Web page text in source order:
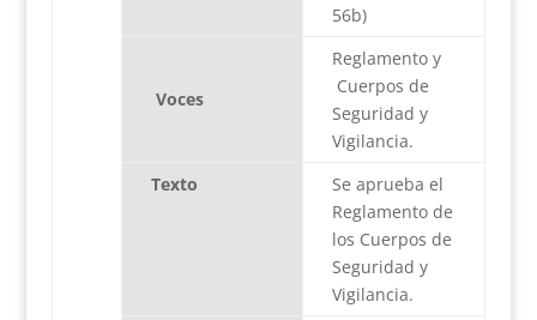
56b)
Voces
Reglamento y
Cuerpos de
Seguridad y
Vigilancia.
Texto
Se aprueba el
Reglamento de
los Cuerpos de
Seguridad y
Vigilancia.